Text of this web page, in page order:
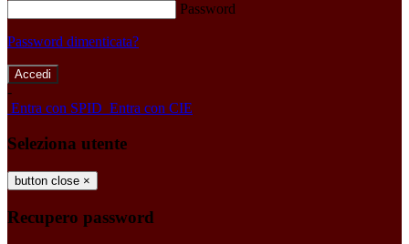
Password
Password dimenticata?
-
Entra con SPID Entra con CIE
Seleziona utente
button close ×
Recupero password